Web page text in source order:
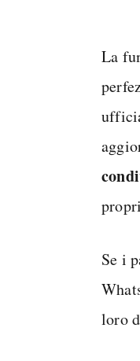
La
Se i
loro